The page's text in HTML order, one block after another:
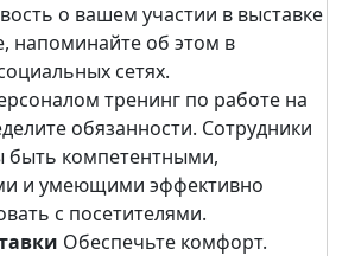
о вашем участии в выставке
напоминайте об этом в
сетях.
тренинг по работе на
обязанности. Сотрудники
быть компетентными,
и умеющими эффективно
с посетителями.
Обеспечьте комфорт.